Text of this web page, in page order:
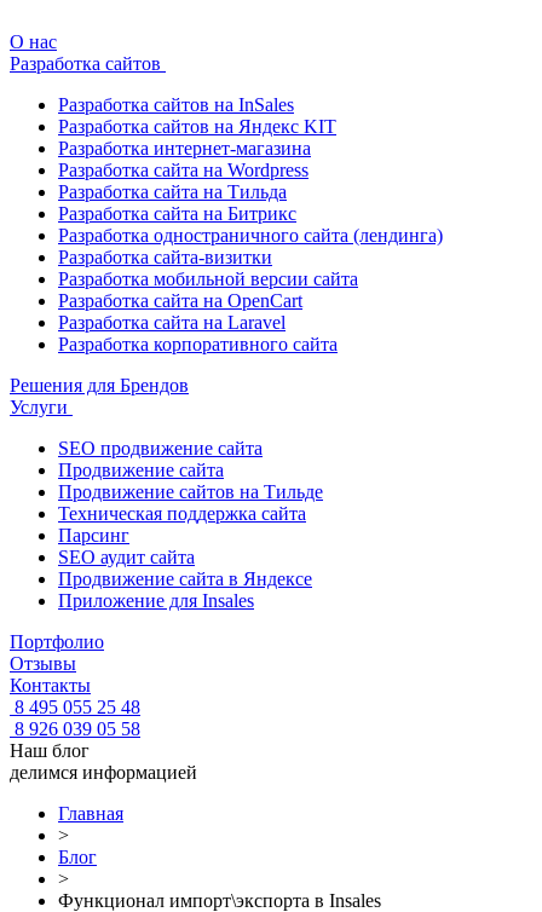
О нас
Разработка сайтов
Разработка сайтов на InSales
Разработка сайтов на Яндекс KIT
Разработка интернет-магазина
Разработка сайта на Wordpress
Разработка сайта на Тильда
Разработка сайта на Битрикс
Разработка одностраничного сайта (лендинга)
Разработка сайта-визитки
Разработка мобильной версии сайта
Разработка сайта на OpenCart
Разработка сайта на Laravel
Разработка корпоративного сайта
Решения для Брендов
Услуги
SEO продвижение сайта
Продвижение сайта
Продвижение сайтов на Тильде
Техническая поддержка сайта
Парсинг
SEO аудит сайта
Продвижение сайта в Яндексе
Приложение для Insales
Портфолио
Отзывы
Контакты
8 495 055 25 48
8 926 039 05 58
Наш блог
делимся информацией
Главная
>
Блог
>
Функционал импорт\экспорта в Insales